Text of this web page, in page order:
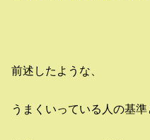
前述したような、
うまくいっている人の基